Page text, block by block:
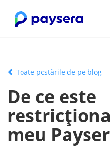
Toate postările de pe blog
De ce este
meu